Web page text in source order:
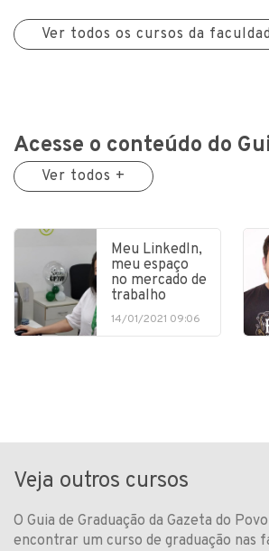
Ver todos os cursos da
Acesse o conteúdo do
Ver todos +
Meu LinkedIn,
meu espaço
no mercado de
trabalho
14/01/2021 09:06
Veja outros cursos
O Guia de Graduação da Gazeta do
encontrar um curso de graduação nas